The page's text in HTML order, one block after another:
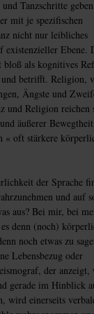
Tanzschritte
mit je spezifischen
nicht nur leibliches
existenzieller Ebene.
als kognitives
betrifft. Religion,
Ängste und
und Religion reichen
äußerer
« oft stärkere
der Sprache
und auf
aus? Bei mir, bei
denn (noch)
noch etwas zu
Lebensbezug oder
der anzeigt,
gerade im Hinblick
wird einerseits